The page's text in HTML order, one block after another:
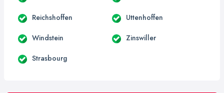
Reichshoffen Uttenhoffen
Windstein Zinswiller
Strasbourg